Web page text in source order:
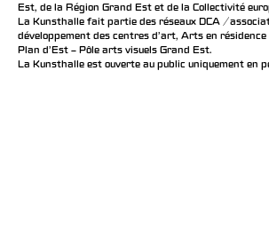
Est, de la Région Grand Est et de la Collectivité
La Kunsthalle fait partie des réseaux DCA /
développement des centres d'art, Arts en résidence
Plan d’Est – Pôle arts visuels Grand Est.
La Kunsthalle est ouverte au public uniquement en